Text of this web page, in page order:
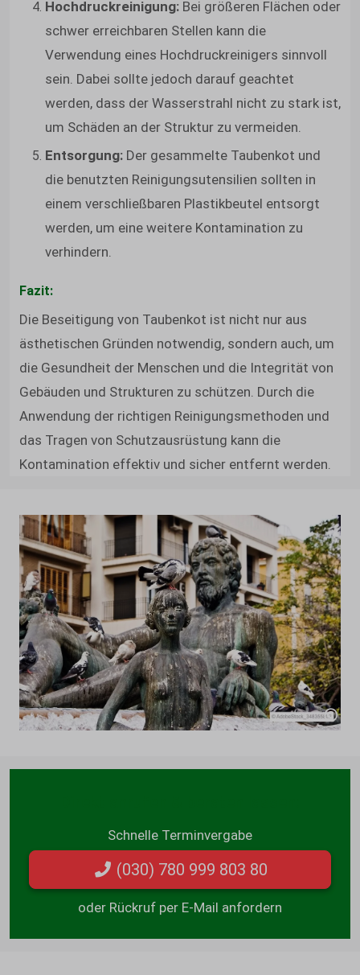
Hochdruckreinigung: Bei größeren Flächen oder
schwer erreichbaren Stellen kann die
Verwendung eines Hochdruckreinigers sinnvoll
sein. Dabei sollte jedoch darauf geachtet
werden, dass der Wasserstrahl nicht zu stark ist,
um Schäden an der Struktur zu vermeiden.
Entsorgung: Der gesammelte Taubenkot und
die benutzten Reinigungsutensilien sollten in
einem verschließbaren Plastikbeutel entsorgt
werden, um eine weitere Kontamination zu
verhindern.
Fazit:
Die Beseitigung von Taubenkot ist nicht nur aus
ästhetischen Gründen notwendig, sondern auch, um
die Gesundheit der Menschen und die Integrität von
Gebäuden und Strukturen zu schützen. Durch die
Anwendung der richtigen Reinigungsmethoden und
das Tragen von Schutzausrüstung kann die
Kontamination effektiv und sicher entfernt werden.
Schnelle Terminvergabe
(030) 780 999 803 80
oder Rückruf per E-Mail anfordern